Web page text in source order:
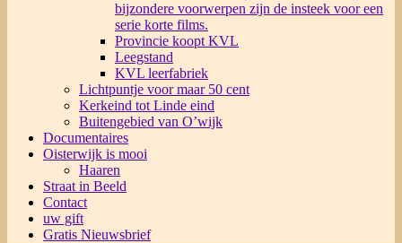
bijzondere voorwerpen zijn de insteek voor een
serie korte films.
Provincie koopt KVL
Leegstand
KVL leerfabriek
Lichtpuntje voor maar 50 cent
Kerkeind tot Linde eind
Buitengebied van O’wijk
Documentaires
Oisterwijk is mooi
Haaren
Straat in Beeld
Contact
uw gift
Gratis Nieuwsbrief